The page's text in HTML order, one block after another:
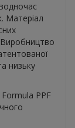
Матеріал
Виробництво
низьку
PPF